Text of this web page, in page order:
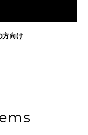
方向け